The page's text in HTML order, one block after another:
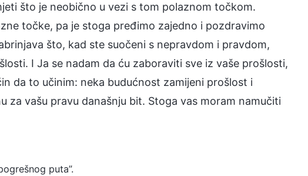
što je neobično u vezi s tom polaznom točkom.
točke, pa je stoga pređimo zajedno i pozdravimo
što, kad ste suočeni s nepravdom i pravdom,
I Ja se nadam da ću zaboraviti sve iz vaše prošlosti,
da to učinim: neka budućnost zamijeni prošlost i
za vašu pravu današnju bit. Stoga vas moram namučiti
puta”.